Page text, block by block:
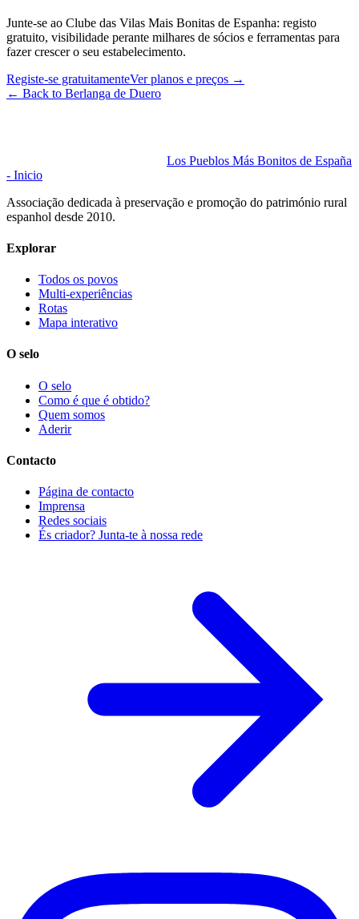
Junte-se ao Clube das Vilas Mais Bonitas de Espanha: registo
gratuito, visibilidade perante milhares de sócios e ferramentas para
fazer crescer o seu estabelecimento.
Registe-se gratuitamenteVer planos e preços →
← Back to Berlanga de Duero
Los Pueblos Más Bonitos de España
- Inicio
Associação dedicada à preservação e promoção do património rural
espanhol desde 2010.
Explorar
Todos os povos
Multi-experiências
Rotas
Mapa interativo
O selo
O selo
Como é que é obtido?
Quem somos
Aderir
Contacto
Página de contacto
Imprensa
Redes sociais
És criador? Junta-te à nossa rede